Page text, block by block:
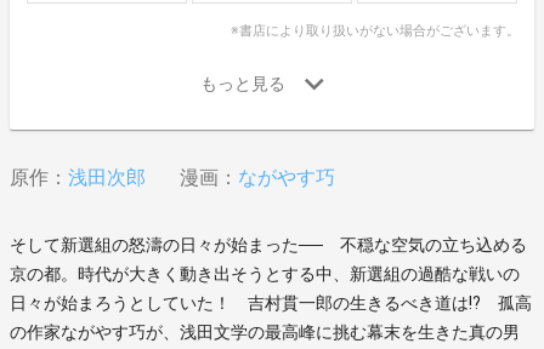
※書店により取り扱いがない場合がございます。
原作： 浅田次郎 漫画： ながやす巧
そして新選組の怒濤の日々が始まった── 不穏な空気の立ち込める
京の都。時代が大きく動き出そうとする中、新選組の過酷な戦いの
日々が始まろうとしていた！ 吉村貫一郎の生きるべき道は!? 孤高
の作家ながやす巧が、浅田文学の最高峰に挑む幕末を生きた真の男